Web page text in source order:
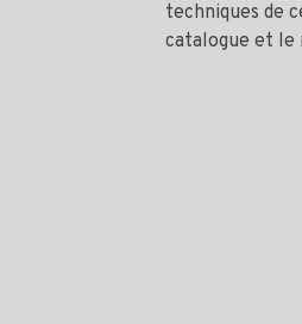
techniques de
catalogue et le